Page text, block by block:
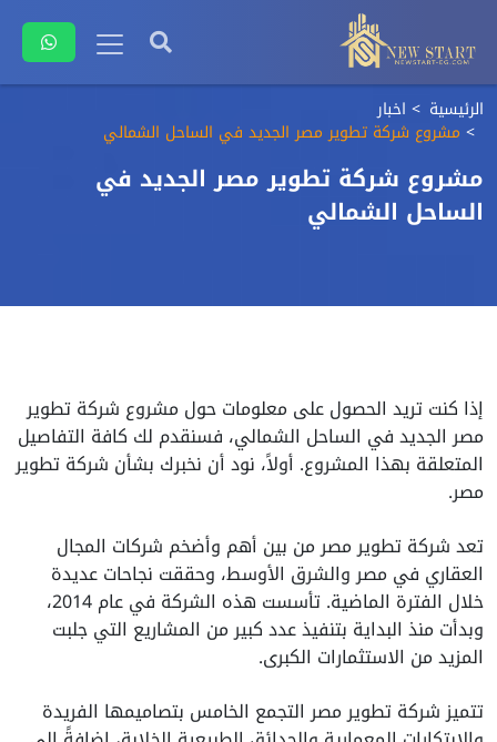
الرئيسية اخبار
مشروع شركة تطوير مصر الجديد في الساحل الشمالي
مشروع شركة تطوير مصر الجديد في
الساحل الشمالي
إذا كنت تريد الحصول على معلومات حول مشروع شركة تطوير
مصر الجديد في الساحل الشمالي، فسنقدم لك كافة التفاصيل
المتعلقة بهذا المشروع. أولاً، نود أن نخبرك بشأن شركة تطوير
مصر.
تعد شركة تطوير مصر من بين أهم وأضخم شركات المجال
العقاري في مصر والشرق الأوسط، وحققت نجاحات عديدة
خلال الفترة الماضية. تأسست هذه الشركة في عام 2014،
وبدأت منذ البداية بتنفيذ عدد كبير من المشاريع التي جلبت
المزيد من الاستثمارات الكبرى.
تتميز شركة تطوير مصر التجمع الخامس بتصاميمها الفريدة